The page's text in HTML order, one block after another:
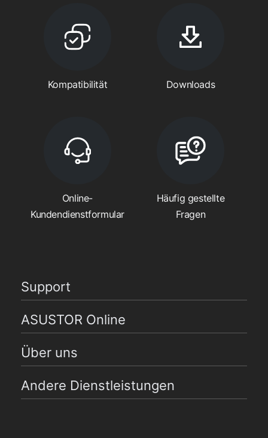
Kompatibilität Downloads
Online-
Kundendienstformular
Häufig gestellte
Fragen
Support
ASUSTOR Online
Über uns
Andere Dienstleistungen